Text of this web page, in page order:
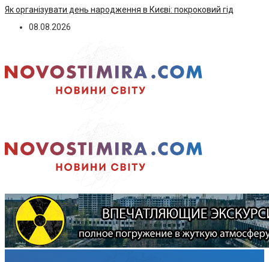
Як організувати день народження в Києві: покроковий гід
08.08.2026